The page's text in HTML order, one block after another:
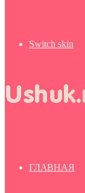
Switch skin
ГЛАВНАЯ